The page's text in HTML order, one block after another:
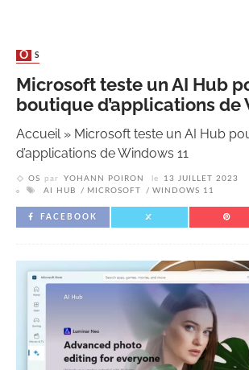
OS
Microsoft teste un AI Hub
boutique d’applications de
Accueil» Microsoft teste un AI Hub
d’applications de Windows 11
OS par YOHANN POIRON le
13 JUILLET 2023
AI HUB
MICROSOFT WINDOWS 11
FACEBOOK